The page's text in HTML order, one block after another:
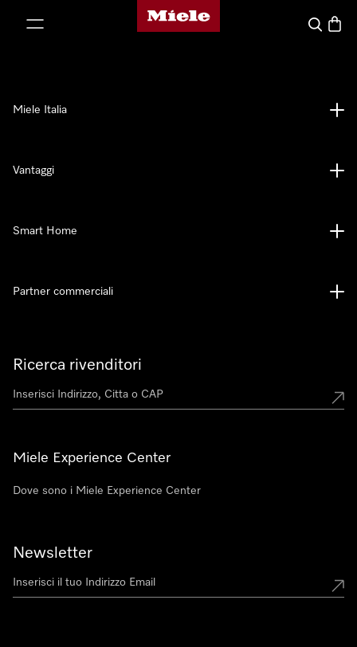
Homepage di Miele
Cerca
Ricerca rivenditori
Miele Experience Center
Dove sono i Miele Experience Center
Newsletter
Miele Italia
Vantaggi
Smart Home
Partner commerciali